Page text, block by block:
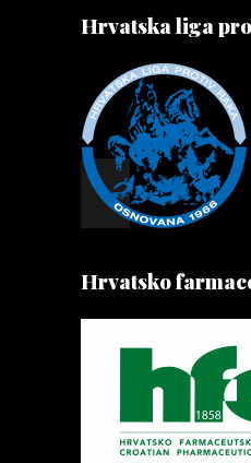
Hrvatska liga
Hrvatsko